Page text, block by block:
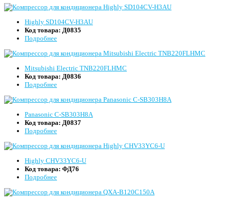
Highly SD104CV-H3AU
Код товара: Д0835
Подробнее
Mitsubishi Electric TNB220FLHMC
Код товара: Д0836
Подробнее
Panasonic C-SB303H8A
Код товара: Д0837
Подробнее
Highly CHV33YC6-U
Код товара: ФД76
Подробнее